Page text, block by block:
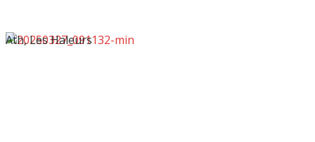
Ath, Les Haleurs